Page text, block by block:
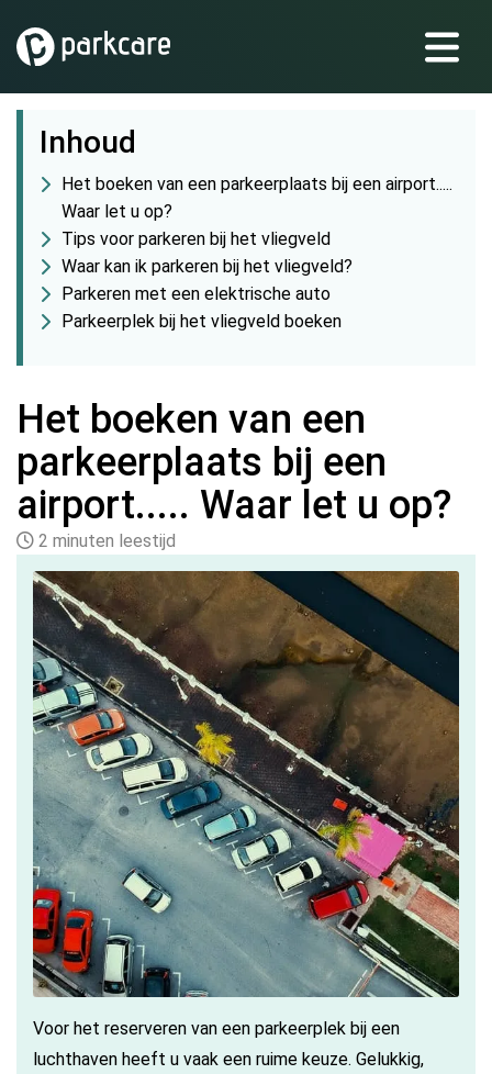
Inhoud
Het boeken van een parkeerplaats bij een airport.....
Waar let u op?
Tips voor parkeren bij het vliegveld
Waar kan ik parkeren bij het vliegveld?
Parkeren met een elektrische auto
Parkeerplek bij het vliegveld boeken
Het boeken van een
parkeerplaats bij een
airport..... Waar let u op?
2 minuten leestijd
Voor het reserveren van een parkeerplek bij een
luchthaven heeft u vaak een ruime keuze. Gelukkig,